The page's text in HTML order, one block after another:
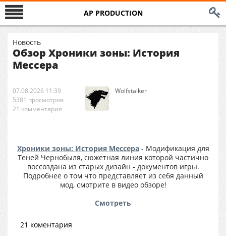
AP PRODUCTION
Новость
Обзор Хроники зоны: История
Мессера
07.08.2026 11:39
5381 просмотров
21 комментария
Wolfstalker
Хроники зоны: История Мессера- Модификация для
Теней Чернобыля, сюжетная линия которой частично
воссоздана из старых дизайн - документов игры.
Подробнее о том что представляет из себя данный
мод, смотрите в видео обзоре!
Смотреть
21 коментария